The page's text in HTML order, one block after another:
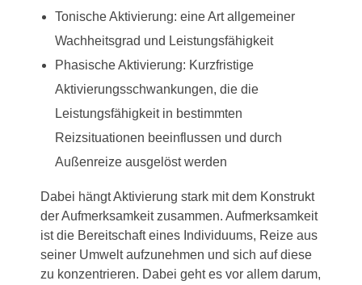
Tonische Aktivierung: eine Art allgemeiner
Wachheitsgrad und Leistungsfähigkeit
Phasische Aktivierung: Kurzfristige
Aktivierungsschwankungen, die die
Leistungsfähigkeit in bestimmten
Reizsituationen beeinflussen und durch
Außenreize ausgelöst werden
Dabei hängt Aktivierung stark mit dem Konstrukt
der Aufmerksamkeit zusammen. Aufmerksamkeit
ist die Bereitschaft eines Individuums, Reize aus
seiner Umwelt aufzunehmen und sich auf diese
zu konzentrieren. Dabei geht es vor allem darum,